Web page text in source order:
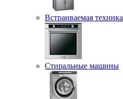
Встраиваемая техника
Стиральные машины